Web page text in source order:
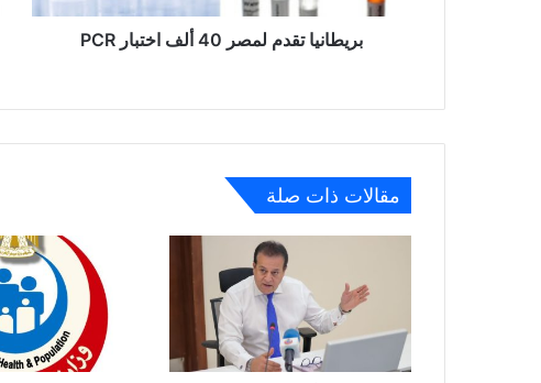
بريطانيا تقدم لمصر 40 ألف اختبار PCR
مقالات ذات صلة